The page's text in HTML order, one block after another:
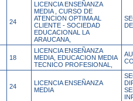
24
LICENCIA ENSEÑANZA
MEDIA , CURSO DE
ATENCION OPTIMA AL
CLIENTE - SOCIEDAD
EDUCACIONAL LA
ARAUCANA,
18
LICENCIA ENSEÑANZA
MEDIA, EDUCACION MEDIA
TECNICO PROFESIONAL,
24
LICENCIA ENSEÑANZA
MEDIA